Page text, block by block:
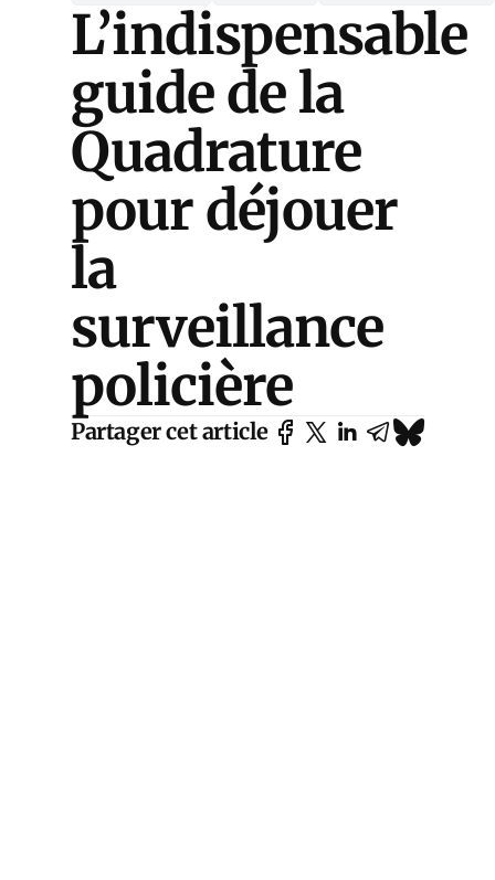
L’indispensable
guide de la
Quadrature
pour déjouer
la
surveillance
policière
Partager cet article